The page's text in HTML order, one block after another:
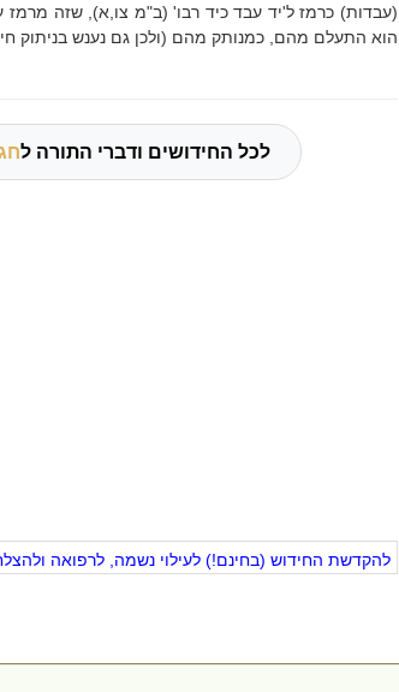
(עבדות) כרמז ל'יד עבד כיד רבו' (ב"מ צו,א), שזה מרמז
הוא התעלם מהם, כמנותק מהם (ולכן גם נענש בניתוק
לכל החידושים ודברי התורה ל
להקדשת החידוש (בחינם!) לעילוי נשמה, לרפואה